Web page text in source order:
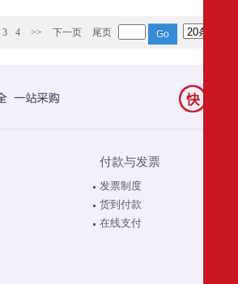
3 4 >> 下一页 尾页
付款与发票
发票制度
货到付款
在线支付